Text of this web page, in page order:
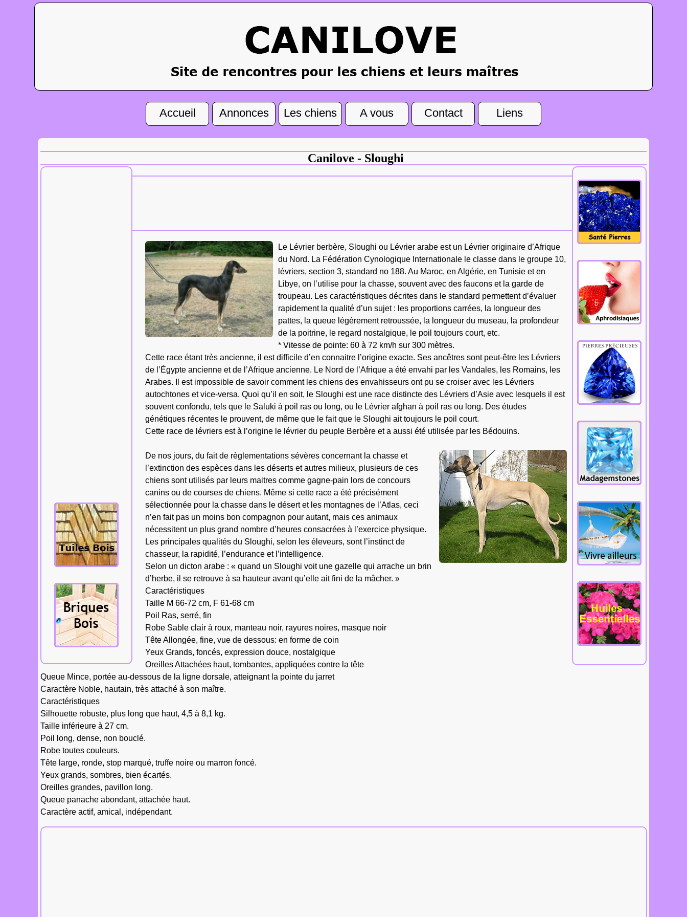
Accueil Annonces Les chiens A vous Contact Liens
Tous les
aphrodisiaques.
Cliquez.
Canilove - Sloughi
Le Lévrier berbère, Sloughi ou Lévrier arabe est un Lévrier originaire d’Afrique
du Nord. La Fédération Cynologique Internationale le classe dans le groupe 10,
lévriers, section 3, standard no 188. Au Maroc, en Algérie, en Tunisie et en
Libye, on l’utilise pour la chasse, souvent avec des faucons et la garde de
troupeau. Les caractéristiques décrites dans le standard permettent d’évaluer
rapidement la qualité d’un sujet : les proportions carrées, la longueur des
pattes, la queue légèrement retroussée, la longueur du museau, la profondeur
de la poitrine, le regard nostalgique, le poil toujours court, etc.
* Vitesse de pointe: 60 à 72 km/h sur 300 mètres.
Cette race étant très ancienne, il est difficile d’en connaitre l’origine exacte. Ses ancêtres sont peut-être les Lévriers
de l’Égypte ancienne et de l’Afrique ancienne. Le Nord de l’Afrique a été envahi par les Vandales, les Romains, les
Arabes. Il est impossible de savoir comment les chiens des envahisseurs ont pu se croiser avec les Lévriers
autochtones et vice-versa. Quoi qu’il en soit, le Sloughi est une race distincte des Lévriers d’Asie avec lesquels il est
souvent confondu, tels que le Saluki à poil ras ou long, ou le Lévrier afghan à poil ras ou long. Des études
génétiques récentes le prouvent, de même que le fait que le Sloughi ait toujours le poil court.
Cette race de lévriers est à l’origine le lévrier du peuple Berbère et a aussi été utilisée par les Bédouins.
De nos jours, du fait de règlementations sévères concernant la chasse et
l’extinction des espèces dans les déserts et autres milieux, plusieurs de ces
chiens sont utilisés par leurs maitres comme gagne-pain lors de concours
canins ou de courses de chiens. Même si cette race a été précisément
sélectionnée pour la chasse dans le désert et les montagnes de l’Atlas, ceci
n’en fait pas un moins bon compagnon pour autant, mais ces animaux
nécessitent un plus grand nombre d’heures consacrées à l’exercice physique.
Les principales qualités du Sloughi, selon les éleveurs, sont l’instinct de
chasseur, la rapidité, l’endurance et l’intelligence.
Selon un dicton arabe : « quand un Sloughi voit une gazelle qui arrache un brin
d’herbe, il se retrouve à sa hauteur avant qu’elle ait fini de la mâcher. »
Caractéristiques
Taille M 66-72 cm, F 61-68 cm
Poil Ras, serré, fin
Robe Sable clair à roux, manteau noir, rayures noires, masque noir
Tête Allongée, fine, vue de dessous: en forme de coin
Yeux Grands, foncés, expression douce, nostalgique
Oreilles Attachées haut, tombantes, appliquées contre la tête
Queue Mince, portée au-dessous de la ligne dorsale, atteignant la pointe du jarret
Caractère Noble, hautain, très attaché à son maître.
Caractéristiques
Silhouette robuste, plus long que haut, 4,5 à 8,1 kg.
Taille inférieure à 27 cm.
Poil long, dense, non bouclé.
Robe toutes couleurs.
Tête large, ronde, stop marqué, truffe noire ou marron foncé.
Yeux grands, sombres, bien écartés.
Oreilles grandes, pavillon long.
Queue panache abondant, attachée haut.
Caractère actif, amical, indépendant.